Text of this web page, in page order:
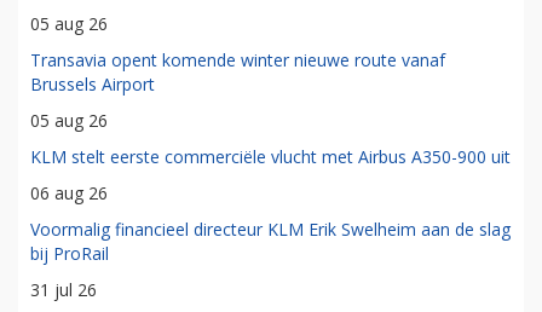
05 aug 26
Transavia opent komende winter nieuwe route vanaf
Brussels Airport
05 aug 26
KLM stelt eerste commerciële vlucht met Airbus A350-900 uit
06 aug 26
Voormalig financieel directeur KLM Erik Swelheim aan de slag
bij ProRail
31 jul 26